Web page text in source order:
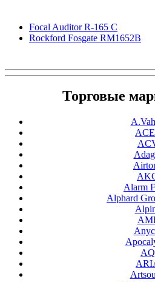
Focal Auditor R-165 C
Rockford Fosgate RM1652В
Торговые
Alarm
Alphard
AQ